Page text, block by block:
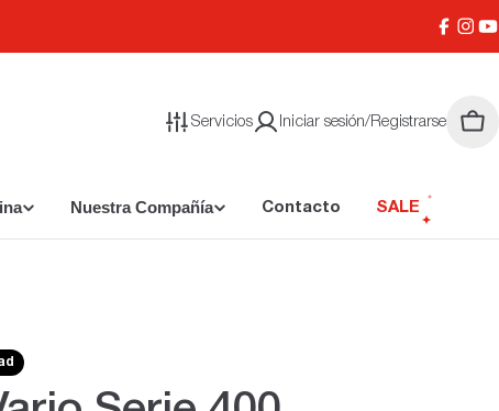
Servicios Iniciar sesión/Registrarse
Nuestra Compañía Contacto SALE